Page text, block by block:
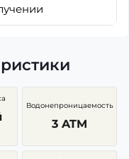
Водонепроницаемость
3 ATM